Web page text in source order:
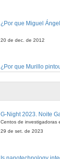
20 de dec. de 2012
20 de dec. de 2012
29 de set. de 2023